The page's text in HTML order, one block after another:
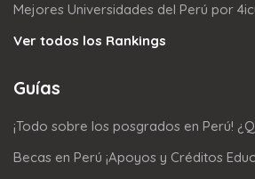
Mejores Universidades del Perú por
Ver todos los Rankings
Guías
¡Todo sobre los posgrados en Perú!
Becas en Perú ¡Apoyos y Créditos